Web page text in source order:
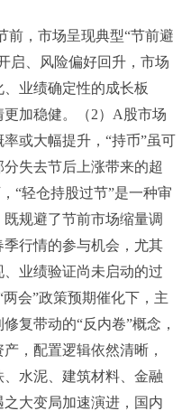
前，市场呈现典型“节前避
启、风险偏好回升，市场
业绩确定性的成长板
加稳健。（2）A股市场
或大幅提升，“持币”虽可
失去节后上涨带来的超
“轻仓持股过节”是一种审
规避了节前市场缩量调
行情的参与机会，尤其
业绩验证尚未启动的过
会”政策预期催化下，主
复带动的“反内卷”概念，
，配置逻辑依然清晰，
水泥、建筑材料、金融
大变局加速演进，国内